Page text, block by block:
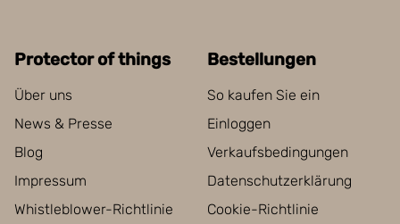
Protector of things
Über uns
News & Presse
Blog
Impressum
Whistleblower-Richtlinie
Bestellungen
So kaufen Sie ein
Einloggen
Verkaufsbedingungen
Datenschutzerklärung
Cookie-Richtlinie